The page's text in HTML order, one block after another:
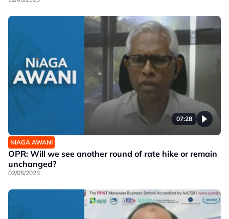
07:28
NIAGA AWANI
OPR: Will we see another round of rate hike or remain
unchanged?
02/05/2023